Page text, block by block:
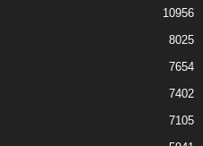
10956
8025
7654
7402
7105